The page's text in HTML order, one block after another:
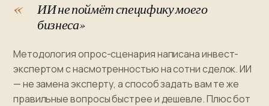
ИИ не поймёт специфику моего
бизнеса»
Методология опрос-сценария написана инвест-
экспертом с насмотренностью на сотни сделок. ИИ
— не замена эксперту, а способ задать вам те же
правильные вопросы быстрее и дешевле. Плюс бот